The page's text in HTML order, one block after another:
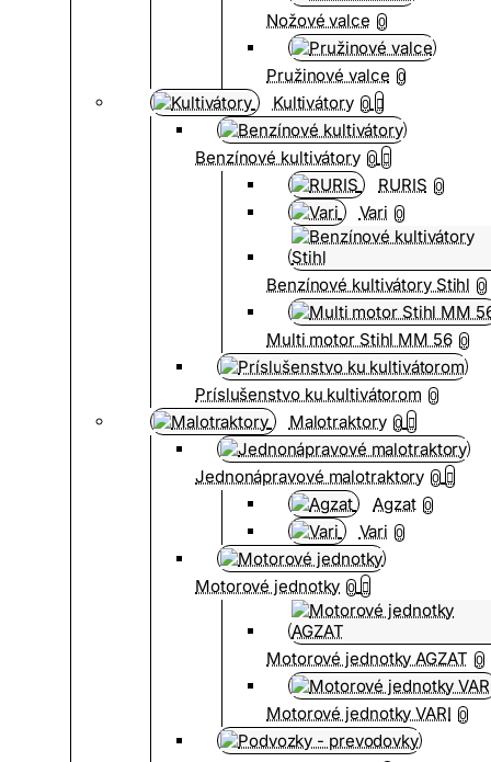
Nožové valce 0
Pružinové valce 0
Kultivátory 0
Benzínové kultivátory 0
RURIS 0
Vari 0
Benzínové kultivátory Stihl 0
Multi motor Stihl MM 56 0
Príslušenstvo ku kultivátorom 0
Malotraktory 0
Jednonápravové malotraktory 0
Agzat 0
Vari 0
Motorové jednotky 0
Motorové jednotky AGZAT 0
Motorové jednotky VARI 0